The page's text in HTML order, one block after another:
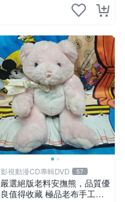
影視動漫CD專輯DVD 57
嚴選絕版老料安撫熊，品質優
良值得收藏 極品老布手工安